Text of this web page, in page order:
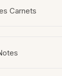
Carnets